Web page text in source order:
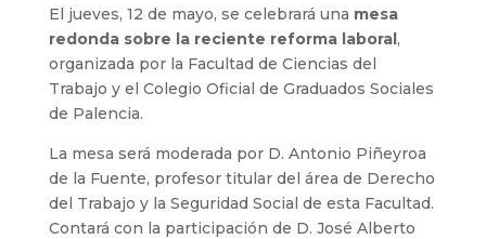
El jueves, 12 de mayo, se celebrará una mesa
redonda sobre la reciente reforma laboral,
organizada por la Facultad de Ciencias del
Trabajo y el Colegio Oficial de Graduados Sociales
de Palencia.
La mesa será moderada por D. Antonio Piñeyroa
de la Fuente, profesor titular del área de Derecho
del Trabajo y la Seguridad Social de esta Facultad.
Contará con la participación de D. José Alberto